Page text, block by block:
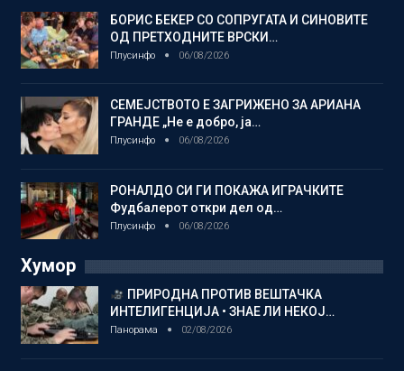
БОРИС БЕКЕР СО СОПРУГАТА И СИНОВИТЕ
ОД ПРЕТХОДНИТЕ ВРСКИ…
Плусинфо 06/08/2026
СЕМЕЈСТВОТО Е ЗАГРИЖЕНО ЗА АРИАНА
ГРАНДЕ „Не е добро, ја…
Плусинфо 06/08/2026
РОНАЛДО СИ ГИ ПОКАЖА ИГРАЧКИТЕ
Фудбалерот откри дел од…
Плусинфо 06/08/2026
Хумор
ПРИРОДНА ПРОТИВ ВЕШТАЧКА
ИНТЕЛИГЕНЦИЈА • ЗНАЕ ЛИ НЕКОЈ…
Панорама 02/08/2026